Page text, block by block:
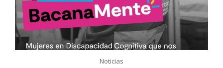
Noticias